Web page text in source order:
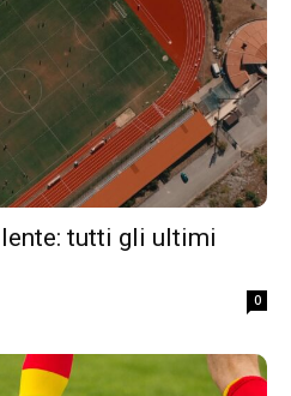
tutti gli ultimi
0